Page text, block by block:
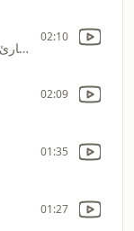
Younes Souilass القارئ يونس اسويلص
02:10
02:09
01:35
01:27